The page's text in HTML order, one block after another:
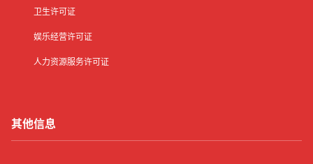
卫生许可证
娱乐经营许可证
人力资源服务许可证
其他信息